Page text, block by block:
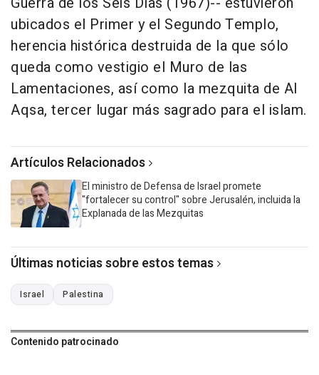
ubicados el Primer y el Segundo Templo,
herencia histórica destruida de la que sólo
queda como vestigio el Muro de las
Lamentaciones, así como la mezquita de Al
Aqsa, tercer lugar más sagrado para el islam.
Artículos Relacionados
El ministro de Defensa de Israel promete
"fortalecer su control" sobre Jerusalén, incluida la
Explanada de las Mezquitas
Últimas noticias sobre estos temas
Israel Palestina
Contenido patrocinado